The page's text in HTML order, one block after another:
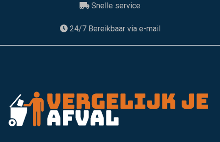
Snelle service
24/7 Bereikbaar via e-mail